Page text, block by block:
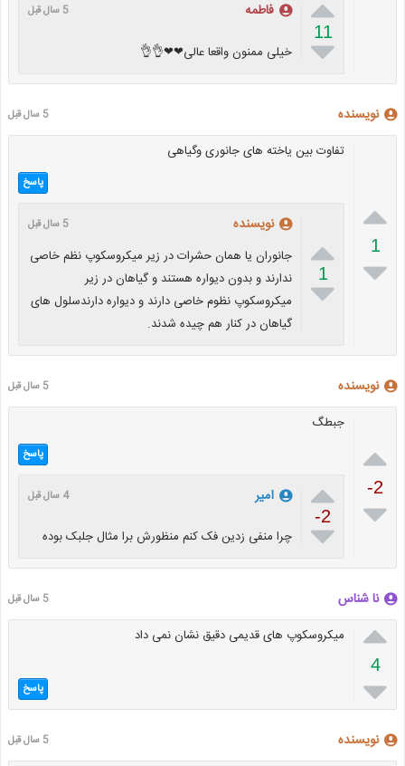

11

فاطمه 5 سال قبل
خیلی ممنون واقعا عالی❤❤👌👌
نویسنده 5 سال قبل

1

تفاوت بین یاخته های جانوری وگیاهی
پاسخ

1

نویسنده 5 سال قبل
جانوران یا همان حشرات در زیر میکروسکوپ نظم خاصی
ندارند و بدون دیواره هستند و گیاهان در زیر
میکروسکوپ نظوم خاصی دارند و دیواره دارندسلول های
گیاهان در کنار هم چیده شدند.
نویسنده 5 سال قبل

-2

جبطگ
پاسخ

-2

امیر 4 سال قبل
چرا منفی زدین فک کنم منظورش برا مثال جلبک بوده
نا شناس 5 سال قبل

4

میکروسکوپ های قدیمی دقیق نشان نمی داد
پاسخ
نویسنده 5 سال قبل